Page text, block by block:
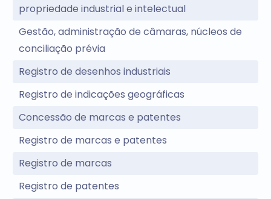
propriedade industrial e intelectual
Gestão, administração de câmaras, núcleos de
conciliação prévia
Registro de desenhos industriais
Registro de indicações geográficas
Concessão de marcas e patentes
Registro de marcas e patentes
Registro de marcas
Registro de patentes